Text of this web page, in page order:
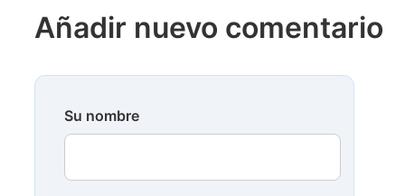
Añadir nuevo comentario
Su nombre